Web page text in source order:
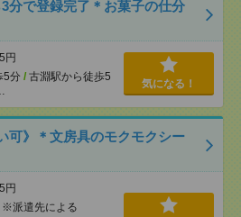
3分で登録完了＊お菓子の仕分
円
5分 / 古淵駅から徒歩5
気になる！
可》＊文房具のモクモクシー
円
※派遣先による